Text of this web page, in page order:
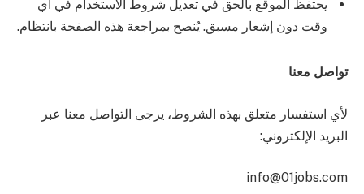
يحتفظ الموقع بالحق في تعديل شروط الاستخدام في أي
وقت دون إشعار مسبق. يُنصح بمراجعة هذه الصفحة بانتظام.
تواصل معنا
لأي استفسار متعلق بهذه الشروط، يرجى التواصل معنا عبر
البريد الإلكتروني:
info@01jobs.com